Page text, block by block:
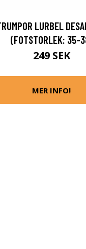
LURBEL
(FOTSTORLEK: 35-
249 SEK
MER INFO!